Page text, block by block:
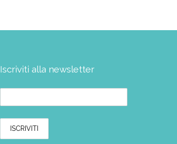
Iscriviti alla newsletter